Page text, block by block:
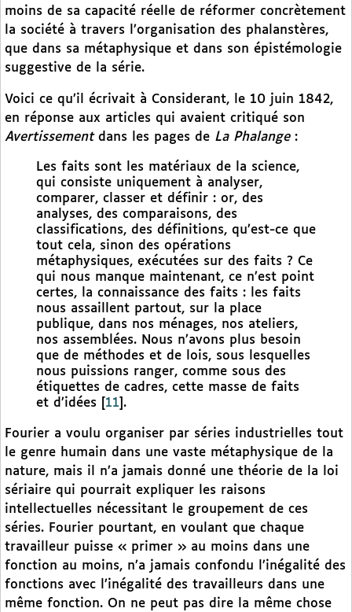
moins de sa capacité réelle de réformer concrètement
la société à travers l’organisation des phalanstères,
que dans sa métaphysique et dans son épistémologie
suggestive de la série.
Voici ce qu’il écrivait à Considerant, le 10 juin 1842,
en réponse aux articles qui avaient critiqué son
Avertissementdans les pages de La Phalange:
Les faits sont les matériaux de la science,
qui consiste uniquement à analyser,
comparer, classer et définir : or, des
analyses, des comparaisons, des
classifications, des définitions, qu’est-ce que
tout cela, sinon des opérations
métaphysiques, exécutées sur des faits ? Ce
qui nous manque maintenant, ce n’est point
certes, la connaissance des faits : les faits
nous assaillent partout, sur la place
publique, dans nos ménages, nos ateliers,
nos assemblées. Nous n’avons plus besoin
que de méthodes et de lois, sous lesquelles
nous puissions ranger, comme sous des
étiquettes de cadres, cette masse de faits
et d’idées
11 .
Fourier a voulu organiser par séries industrielles tout
le genre humain dans une vaste métaphysique de la
nature, mais il n’a jamais donné une théorie de la loi
sériaire qui pourrait expliquer les raisons
intellectuelles nécessitant le groupement de ces
séries. Fourier pourtant, en voulant que chaque
travailleur puisse « primer » au moins dans une
fonction au moins, n’a jamais confondu l’inégalité des
fonctions avec l’inégalité des travailleurs dans une
même fonction. On ne peut pas dire la même chose